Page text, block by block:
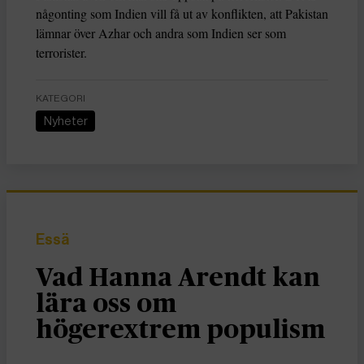
någonting som Indien vill få ut av konflikten, att Pakistan
lämnar över Azhar och andra som Indien ser som
terrorister.
KATEGORI
Nyheter
Essä
Vad Hanna Arendt kan
lära oss om
högerextrem populism